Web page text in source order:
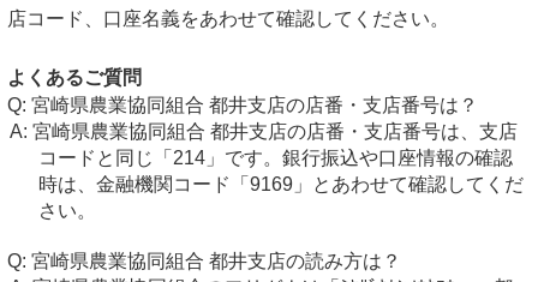
店コード、口座名義をあわせて確認してください。
よくあるご質問
宮崎県農業協同組合 都井支店の店番・支店番号は？
宮崎県農業協同組合 都井支店の店番・支店番号は、支店
コードと同じ「214」です。銀行振込や口座情報の確認
時は、金融機関コード「9169」とあわせて確認してくだ
さい。
宮崎県農業協同組合 都井支店の読み方は？